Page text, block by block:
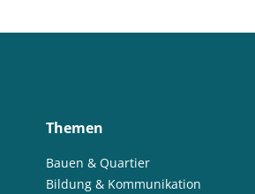
Themen
Bauen & Quartier
Bildung & Kommunikation